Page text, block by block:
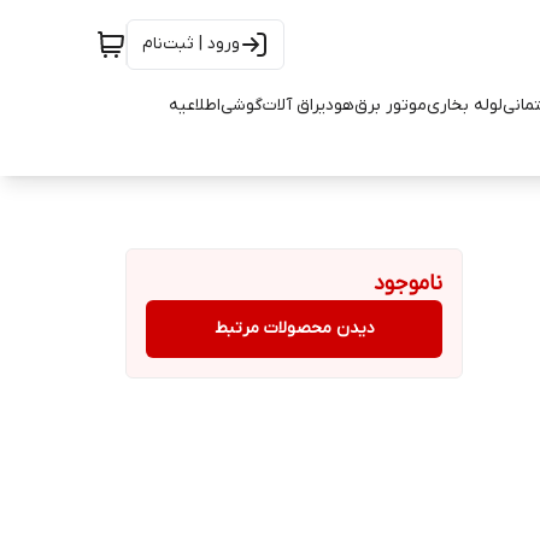
ورود | ثبت‌نام
لوله بخاریموتور برقهودیراق آلاتگوشیاطلاعیه
ناموجود
دیدن محصولات مرتبط